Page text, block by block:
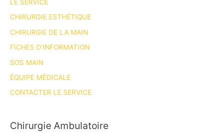
LE SERVICE
CHIRURGIE ESTHÉTIQUE
CHIRURGIE DE LA MAIN
FICHES D’INFORMATION
SOS MAIN
ÉQUIPE MÉDICALE
CONTACTER LE SERVICE
Chirurgie Ambulatoire